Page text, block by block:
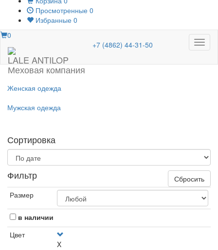
Просмотренные 0
Избранные 0
Меню
0
LALE ANTILOP
Меховая компания
+7 (4862) 44-31-50
Женская одежда
Мужская одежда
Сортировка
Фильтр
Сбросить
Размер
в наличии
Цвет
X